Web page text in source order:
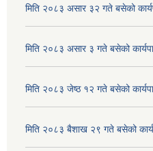
मिति २०८३ असार ३२ गते बसेको
मिति २०८३ असार ३ गते बसेको
मिति २०८३ जेष्ठ १२ गते बसेको
मिति २०८३ बैशाख २९ गते बसेको